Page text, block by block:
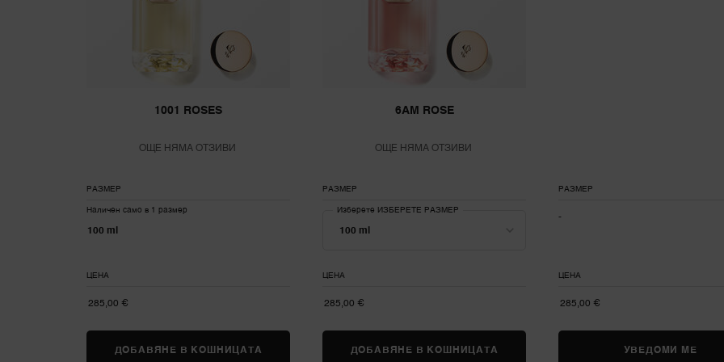
1001 ROSES
ОЩЕ НЯМА ОТЗИВИ
6AM ROSE
ОЩЕ НЯМА ОТЗИВИ
РАЗМЕР
Наличен само в 1 размер
100 ml
РАЗМЕР
Изберете ИЗБЕРЕТЕ РАЗМЕР
РАЗМЕР
-
ЦЕНА
285,00 €
ЦЕНА
285,00 €
ЦЕНА
285,00 €
ДОБАВЯНЕ В КОШНИЦАТА ДОБАВЯНЕ В КОШНИЦАТА УВЕДОМИ МЕ